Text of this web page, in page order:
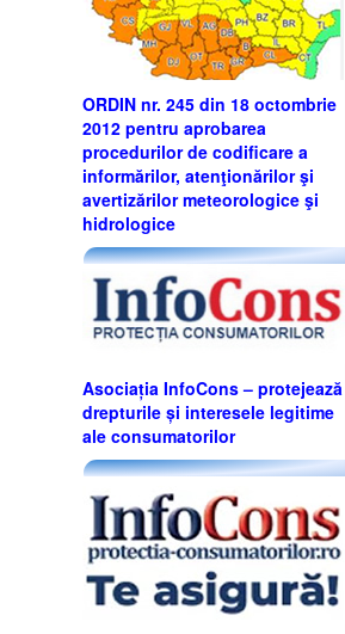
ORDIN nr. 245 din 18 octombrie
2012 pentru aprobarea
procedurilor de codificare a
informărilor, atenţionărilor şi
avertizărilor meteorologice şi
hidrologice
Asociația InfoCons – protejează
drepturile și interesele legitime
ale consumatorilor